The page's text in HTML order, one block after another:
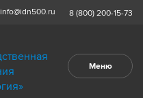
info@idn500.ru 8 (800) 200-15-73
Меню